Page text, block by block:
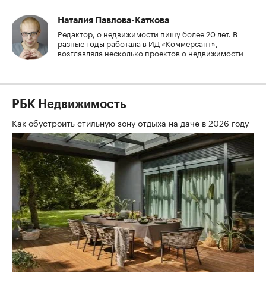
Наталия Павлова-Каткова
Редактор, о недвижимости пишу более 20 лет. В
разные годы работала в ИД «Коммерсант»,
возглавляла несколько проектов о недвижимости
РБК Недвижимость
Как обустроить стильную зону отдыха на даче в 2026 году